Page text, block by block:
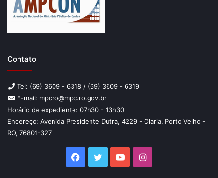
Contato
Tel: (69) 3609 - 6318 / (69) 3609 - 6319
E-mail: mpcro@mpc.ro.gov.br
Horário de expediente: 07h30 - 13h30
Endereço: Avenida Presidente Dutra, 4229 - Olaria, Porto Velho -
RO, 76801-327
Facebook
TwitterYouTubeInstagram